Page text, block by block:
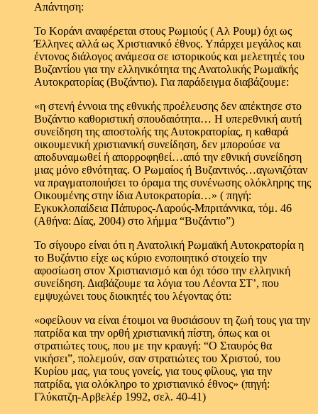
Απάντηση:
Το Κοράνι αναφέρεται στους Ρωμιούς ( Αλ Ρουμ) όχι ως
Έλληνες αλλά ως Χριστιανικό έθνος. Υπάρχει μεγάλος και
έντονος διάλογος ανάμεσα σε ιστορικούς και μελετητές του
Βυζαντίου για την ελληνικότητα της Ανατολικής Ρωμαϊκής
Αυτοκρατορίας (Βυζάντιο). Για παράδειγμα διαβάζουμε:
«η στενή έννοια της εθνικής προέλευσης δεν απέκτησε στο
Βυζάντιο καθοριστική σπουδαιότητα… Η υπερεθνική αυτή
συνείδηση της αποστολής της Αυτοκρατορίας, η καθαρά
οικουμενική χριστιανική συνείδηση, δεν μπορούσε να
αποδυναμωθεί ή απορροφηθεί…από την εθνική συνείδηση
μιας μόνο εθνότητας. Ο Ρωμαίος ή Βυζαντινός…αγωνιζόταν
να πραγματοποιήσει το όραμα της συνένωσης ολόκληρης της
Οικουμένης στην ίδια Αυτοκρατορία…» ( πηγή:
Εγκυκλοπαίδεια Πάπυρος-Λαρούς-Μπριτάννικα, τόμ. 46
(Αθήνα: Δίας, 2004) στο λήμμα “Βυζάντιο”)
Το σίγουρο είναι ότι η Ανατολική Ρωμαϊκή Αυτοκρατορία η
το Βυζάντιο είχε ως κύριο ενοποιητικό στοιχείο την
αφοσίωση στον Χριστιανισμό και όχι τόσο την ελληνική
συνείδηση. Διαβάζουμε τα λόγια του Λέοντα ΣΤ’, που
εμψυχώνει τους διοικητές του λέγοντας ότι:
«οφείλουν να είναι έτοιμοι να θυσιάσουν τη ζωή τους για την
πατρίδα και την ορθή χριστιανική πίστη, όπως και oι
στρατιώτες τους, που με την κραυγή: “Ο Σταυρός θα
νικήσει”, πολεμούν, σαν στρατιώτες του Χριστού, του
Κυρίου μας, για τους γονείς, για τους φίλους, για την
πατρίδα, για ολόκληρο το χριστιανικό έθνος» (πηγή:
Γλύκατζη-Αρβελέρ 1992, σελ. 40-41)